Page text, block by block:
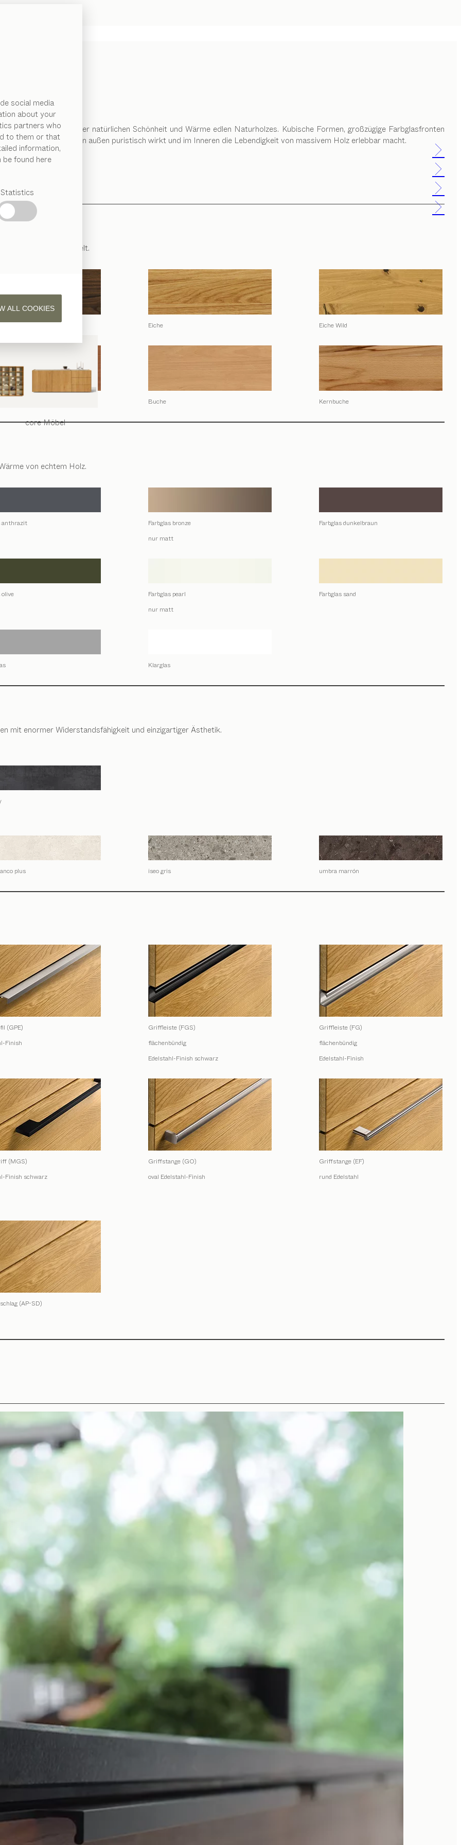
social media
about your
partners who
to them or that
information,
found here
Statistics
ALL COOKIES
coreMöbel
harmonisch mit der natürlichen Schönheit und Wärme edlen Naturholzes. Kubische Formen, großzügige Farbglasfronten
Ästhetik, die von außen puristisch wirkt und im Inneren die Lebendigkeit von massivem Holz erlebbar macht.
reinem Naturöl veredelt.
Wild Eiche Eiche Wild
Buche Kernbuche
von echtem Holz.
anthrazit
Farbglas bronze
nur matt
Farbglas dunkelbraun
olive
Farbglas pearl
nur matt
Farbglas sand
Klarglas
mit enormer Widerstandsfähigkeit und einzigartiger Ästhetik.
plus iseo gris umbra marrón
(GPE)
Finish
Griffleiste (FGS)
flächenbündig
Edelstahl-Finish schwarz
Griffleiste (FG)
flächenbündig
Edelstahl-Finish
(MGS)
Finish schwarz
Griffstange (GO)
oval Edelstahl-Finish
Griffstange (EF)
rund Edelstahl
(AP-SD)